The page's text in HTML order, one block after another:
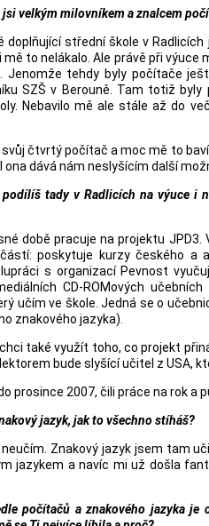
jsi velkým milovníkem a znalcem
doplňující střední škole v
to nelákalo. Ale právě při
Jenomže tehdy byly počítače
SZŠ v Berouně. Tam totiž
Nebavilo mě ale stále až do
čtvrtý počítač a moc mě to
dává nám neslyšícím další
tady v Radlicích na výuce i
době pracuje na projektu
poskytuje kurzy českého a
s organizací Pevnost
CD-ROMových
učím ve škole. Jedná se o
znakového jazyka).
také využít toho, co projekt
bude slyšící učitel z USA,
prosince 2007, čili práce na rok a
jazyk, jak to všechno stíháš?
Znakový jazyk jsem tam
jazykem a navíc mi už došla
počítačů a znakového jazyka